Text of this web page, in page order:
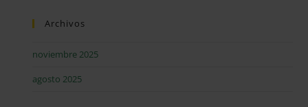
Archivos
noviembre 2025
agosto 2025